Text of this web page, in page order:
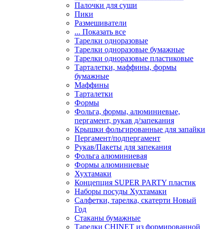
Палочки для суши
Пики
Размешиватели
... Показать все
Тарелки одноразовые
Тарелки одноразовые бумажные
Тарелки одноразовые пластиковые
Тарталетки, маффины, формы
бумажные
Маффины
Тарталетки
Формы
Фольга, формы, алюминиевые,
пергамент, рукав д/запекания
Крышки фольгированные для запайки
Пергамент/подпергамент
Рукав/Пакеты для запекания
Фольга алюминиевая
Формы алюминиевые
Хухтамаки
Концепция SUPER PARTY пластик
Наборы посуды Хухтамаки
Салфетки, тарелка, скатерти Новый
Год
Стаканы бумажные
Тарелки CHINET из формированной